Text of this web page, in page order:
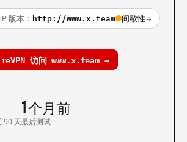
版本： http://www.x.team 间歇性→
访问 www.x.team →
90 天
1 个月前
最后测试